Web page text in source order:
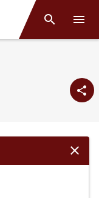
Otsing
Sulge